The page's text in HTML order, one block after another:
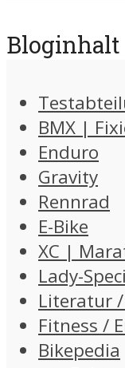
Bloginhalt
BMX |
Enduro
Gravity
Rennrad
E-Bike
XC |
Lady-
Literatur
Fitness /
Bikepedia